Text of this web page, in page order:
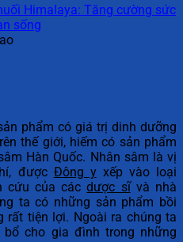
Himalaya: Tăng cường sức
sống
phẩm có giá trị dinh dưỡng
thế giới, hiếm có sản phẩm
Hàn Quốc. Nhân sâm là vị
được Đông yxếp vào loại
cứu của cácdược sĩvà nhà
ta có những sản phẩm bồi
rất tiện lợi. Ngoài ra chúng ta
cho gia đình trong những